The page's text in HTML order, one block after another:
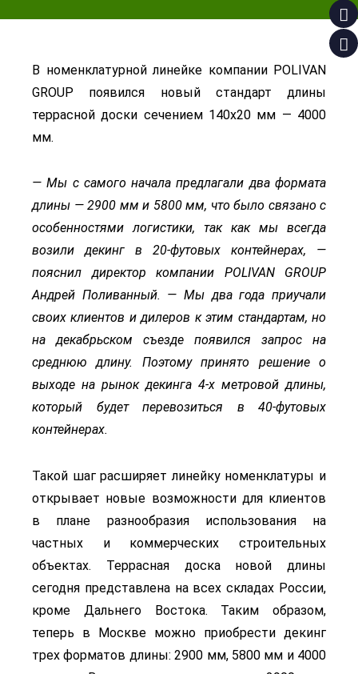
В номенклатурной линейке компании POLIVAN
GROUP появился новый стандарт длины
террасной доски сечением 140х20 мм — 4000
мм.
— Мы с самого начала предлагали два формата
длины — 2900 мм и 5800 мм, что было связано с
особенностями логистики, так как мы всегда
возили декинг в 20-футовых контейнерах, —
пояснил директор компании POLIVAN GROUP
Андрей Поливанный. — Мы два года приучали
своих клиентов и дилеров к этим стандартам, но
на декабрьском съезде появился запрос на
среднюю длину. Поэтому принято решение о
выходе на рынок декинга 4-х метровой длины,
который будет перевозиться в 40-футовых
контейнерах.
Такой шаг расширяет линейку номенклатуры и
открывает новые возможности для клиентов
в плане разнообразия использования на
частных и коммерческих строительных
объектах. Террасная доска новой длины
сегодня представлена на всех складах России,
кроме Дальнего Востока. Таким образом,
теперь в Москве можно приобрести декинг
трех форматов длины: 2900 мм, 5800 мм и 4000